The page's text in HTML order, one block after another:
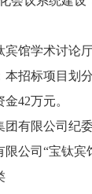
馆学术讨论
招标项目划
42万元。
有限公司纪
公司“宝钛